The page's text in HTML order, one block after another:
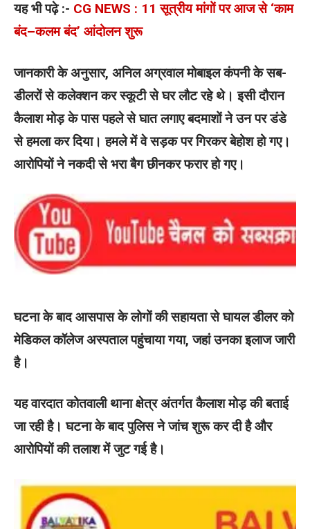
यह भी पढ़े :- CG NEWS : 11 सूत्रीय मांगों पर आज से ‘काम
बंद–कलम बंद’ आंदोलन शुरू
जानकारी के अनुसार, अनिल अग्रवाल मोबाइल कंपनी के सब-
डीलरों से कलेक्शन कर स्कूटी से घर लौट रहे थे। इसी दौरान
कैलाश मोड़ के पास पहले से घात लगाए बदमाशों ने उन पर डंडे
से हमला कर दिया। हमले में वे सड़क पर गिरकर बेहोश हो गए।
आरोपियों ने नकदी से भरा बैग छीनकर फरार हो गए।
घटना के बाद आसपास के लोगों की सहायता से घायल डीलर को
मेडिकल कॉलेज अस्पताल पहुंचाया गया, जहां उनका इलाज जारी
है।
यह वारदात कोतवाली थाना क्षेत्र अंतर्गत कैलाश मोड़ की बताई
जा रही है। घटना के बाद पुलिस ने जांच शुरू कर दी है और
आरोपियों की तलाश में जुट गई है।